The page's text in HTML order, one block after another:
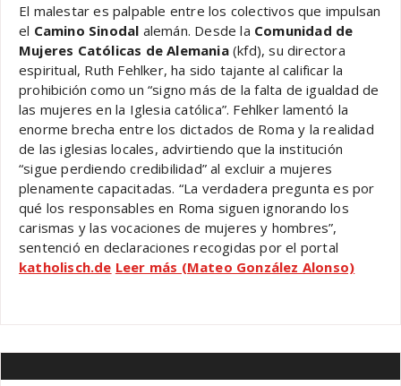
El malestar es palpable entre los colectivos que impulsan
el Camino Sinodal alemán. Desde la Comunidad de
Mujeres Católicas de Alemania(kfd), su directora
espiritual, Ruth Fehlker, ha sido tajante al calificar la
prohibición como un “signo más de la falta de igualdad de
las mujeres en la Iglesia católica”. Fehlker lamentó la
enorme brecha entre los dictados de Roma y la realidad
de las iglesias locales, advirtiendo que la institución
“sigue perdiendo credibilidad” al excluir a mujeres
plenamente capacitadas. “La verdadera pregunta es por
qué los responsables en Roma siguen ignorando los
carismas y las vocaciones de mujeres y hombres”,
sentenció en declaraciones recogidas por el portal
katholisch.de Leer más (Mateo González Alonso)